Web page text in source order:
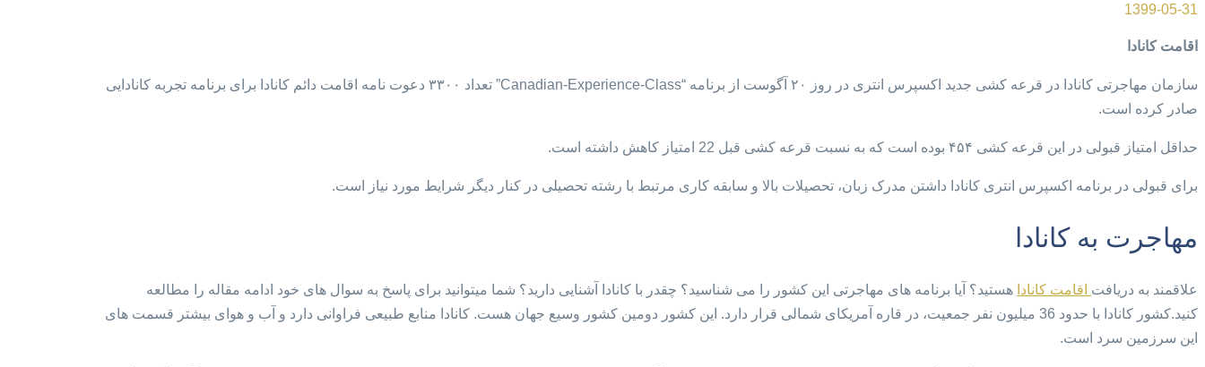
1399-05-31
اقامت کانادا
سازمان مهاجرتی کانادا در قرعه کشی جدید اکسپرس انتری در روز ۲۰ آگوست از برنامه “Canadian-Experience-Class” تعداد ۳۳۰۰ دعوت نامه اقامت دائم کانادا برای برنامه تجربه کانادایی
صادر کرده است.
حداقل امتیاز قبولی در این قرعه کشی ۴۵۴ بوده است که به نسبت قرعه کشی قبل 22 امتیاز کاهش داشته است.
برای قبولی در برنامه اکسپرس انتری کانادا داشتن مدرک زبان، تحصیلات بالا و سابقه کاری مرتبط با رشته تحصیلی در کنار دیگر شرایط مورد نیاز است.
مهاجرت به کانادا
علاقمند به دریافت اقامت کانادا هستید؟ آیا برنامه های مهاجرتی این کشور را می شناسید؟ چقدر با کانادا آشنایی دارید؟ شما میتوانید برای پاسخ به سوال های خود ادامه مقاله را مطالعه
کنید.کشور کانادا با حدود 36 میلیون نفر جمعیت، در قاره آمریکای شمالی قرار دارد. این کشور دومین کشور وسیع جهان هست. کانادا منابع طبیعی فراوانی دارد و آب و هوای بیشتر قسمت های
این سرزمین سرد است.